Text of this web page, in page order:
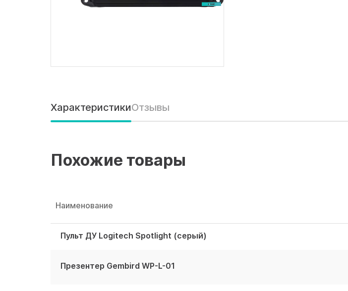
ХарактеристикиОтзывы
Похожие товары
Наименование
Пульт ДУ Logitech Spotlight (серый)
Презентер Gembird WP-L-01